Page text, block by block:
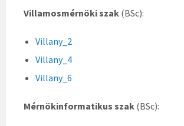
Villamosmérnöki szak (BSc):
Villany_2
Villany_4
Villany_6
Mérnökinformatikus szak (BSc):